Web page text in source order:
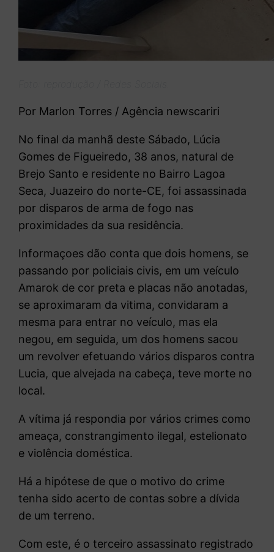
Por Marlon Torres / Agência newscariri
No final da manhã deste Sábado, Lúcia
Gomes de Figueiredo, 38 anos, natural de
Brejo Santo e residente no Bairro Lagoa
Seca, Juazeiro do norte-CE, foi assassinada
por disparos de arma de fogo nas
proximidades da sua residência.
Informaçoes dão conta que dois homens, se
passando por policiais civis, em um veículo
Amarok de cor preta e placas não anotadas,
se aproximaram da vitima, convidaram a
mesma para entrar no veículo, mas ela
negou, em seguida, um dos homens sacou
um revolver efetuando vários disparos contra
Lucia, que alvejada na cabeça, teve morte no
local.
A vítima já respondia por vários crimes como
ameaça, constrangimento ilegal, estelionato
e violência doméstica.
Há a hipótese de que o motivo do crime
tenha sido acerto de contas sobre a dívida
de um terreno.
Com este, é o terceiro assassinato registrado